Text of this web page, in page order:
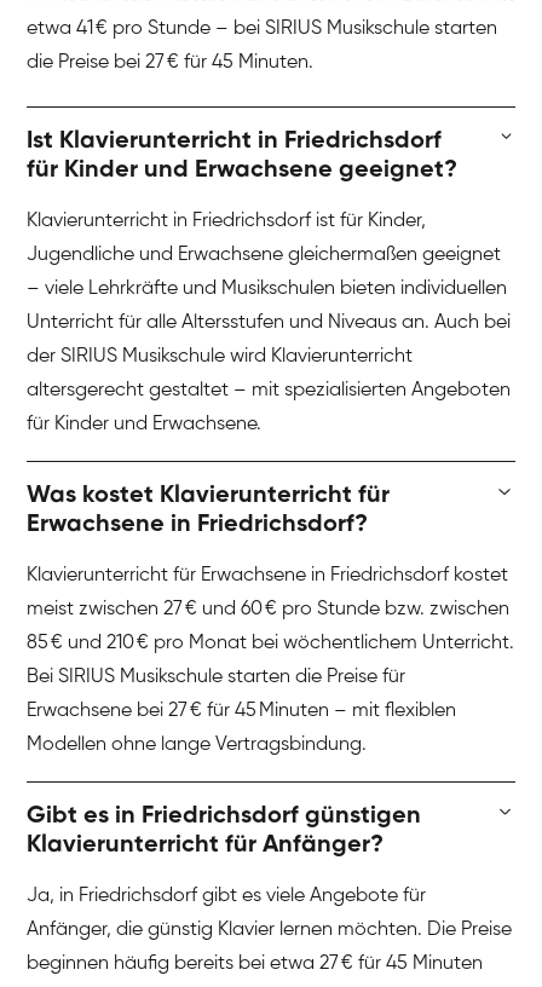
etwa 41 € pro Stunde – bei SIRIUS Musikschule starten
die Preise bei 27 € für 45 Minuten.
Ist Klavierunterricht in Friedrichsdorf
für Kinder und Erwachsene geeignet?
Klavierunterricht in Friedrichsdorf ist für Kinder,
Jugendliche und Erwachsene gleichermaßen geeignet
– viele Lehrkräfte und Musikschulen bieten individuellen
Unterricht für alle Altersstufen und Niveaus an. Auch bei
der SIRIUS Musikschule wird Klavierunterricht
altersgerecht gestaltet – mit spezialisierten Angeboten
für Kinder und Erwachsene.
Was kostet Klavierunterricht für
Erwachsene in Friedrichsdorf?
Klavierunterricht für Erwachsene in Friedrichsdorf kostet
meist zwischen 27 € und 60 € pro Stunde bzw. zwischen
85 € und 210 € pro Monat bei wöchentlichem Unterricht.
Bei SIRIUS Musikschule starten die Preise für
Erwachsene bei 27 € für 45 Minuten – mit flexiblen
Modellen ohne lange Vertragsbindung.
Gibt es in Friedrichsdorf günstigen
Klavierunterricht für Anfänger?
Ja, in Friedrichsdorf gibt es viele Angebote für
Anfänger, die günstig Klavier lernen möchten. Die Preise
beginnen häufig bereits bei etwa 27 € für 45 Minuten